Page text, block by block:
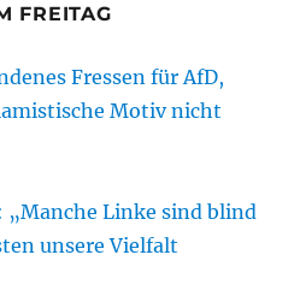
FREITAG
Fressen für AfD,
Motiv nicht
„Manche Linke sind blind
unsere Vielfalt